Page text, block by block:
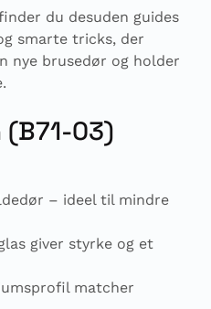
du desuden guides
smarte tricks, der
nye brusedør og holder
(B71-03)
– ideel til mindre
giver styrke og et
matcher